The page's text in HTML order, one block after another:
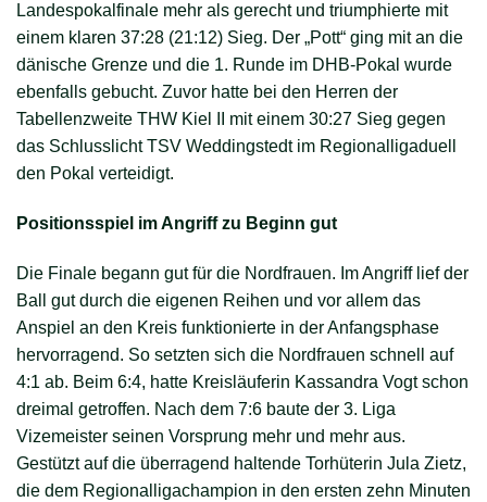
Landespokalfinale mehr als gerecht und triumphierte mit
einem klaren 37:28 (21:12) Sieg. Der „Pott“ ging mit an die
dänische Grenze und die 1. Runde im DHB-Pokal wurde
ebenfalls gebucht. Zuvor hatte bei den Herren der
Tabellenzweite THW Kiel II mit einem 30:27 Sieg gegen
das Schlusslicht TSV Weddingstedt im Regionalligaduell
den Pokal verteidigt.
Positionsspiel im Angriff zu Beginn gut
Die Finale begann gut für die Nordfrauen. Im Angriff lief der
Ball gut durch die eigenen Reihen und vor allem das
Anspiel an den Kreis funktionierte in der Anfangsphase
hervorragend. So setzten sich die Nordfrauen schnell auf
4:1 ab. Beim 6:4, hatte Kreisläuferin Kassandra Vogt schon
dreimal getroffen. Nach dem 7:6 baute der 3. Liga
Vizemeister seinen Vorsprung mehr und mehr aus.
Gestützt auf die überragend haltende Torhüterin Jula Zietz,
die dem Regionalligachampion in den ersten zehn Minuten